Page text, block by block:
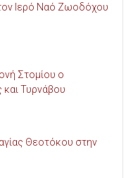
Ιερό Ναό Ζωοδόχου
Στομίου ο
Τυρνάβου
Θεοτόκου στην